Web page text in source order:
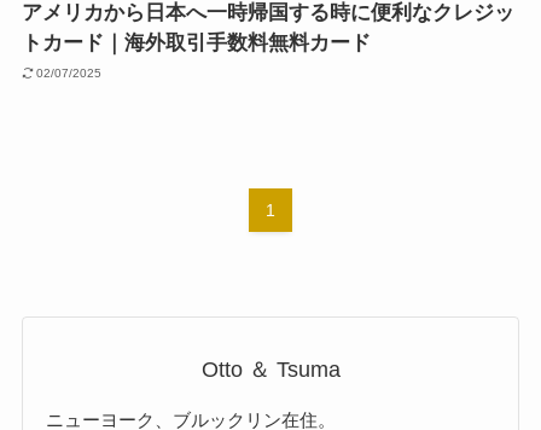
アメリカから日本へ一時帰国する時に便利なクレジッ
トカード｜海外取引手数料無料カード
02/07/2025
1
Otto ＆ Tsuma
ニューヨーク、ブルックリン在住。